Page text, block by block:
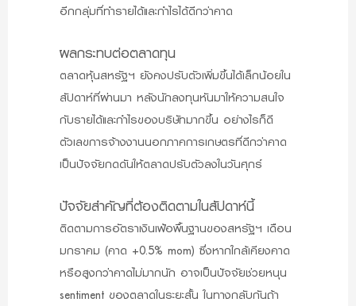
อีกกลุ่มที่ทำรายได้และกำไรได้ดีกว่าคาด
ผลกระทบต่อตลาดทุน
ตลาดหุ้นสหรัฐฯ ยังคงปรับตัวเพิ่มขึ้นได้เล็กน้อยใน
สัปดาห์ที่ผ่านมา หลังนักลงทุนหันมาให้ความสนใจ
กับรายได้และกำไรของบริษัทมากขึ้น อย่างไรก็ดี
ตัวเลขการจ้างงานนอกภาคการเกษตรที่ดีกว่าคาด
เป็นปัจจัยกดดันให้ตลาดปรับตัวลงในวันศุกร์
ปัจจัยสำคัญที่ต้องติดตามในสัปดาห์นี้
ติดตามการอัตราเงินเฟ้อพื้นฐานของสหรัฐฯ เดือน
มกราคม (คาด +0.5% mom) ซึ่งหากใกล้เคียงคาด
หรือสูงกว่าคาดไม่มากนัก อาจเป็นปัจจัยช่วยหนุน
sentiment ของตลาดในระยะสั้น ในทางกลับกันถ้า